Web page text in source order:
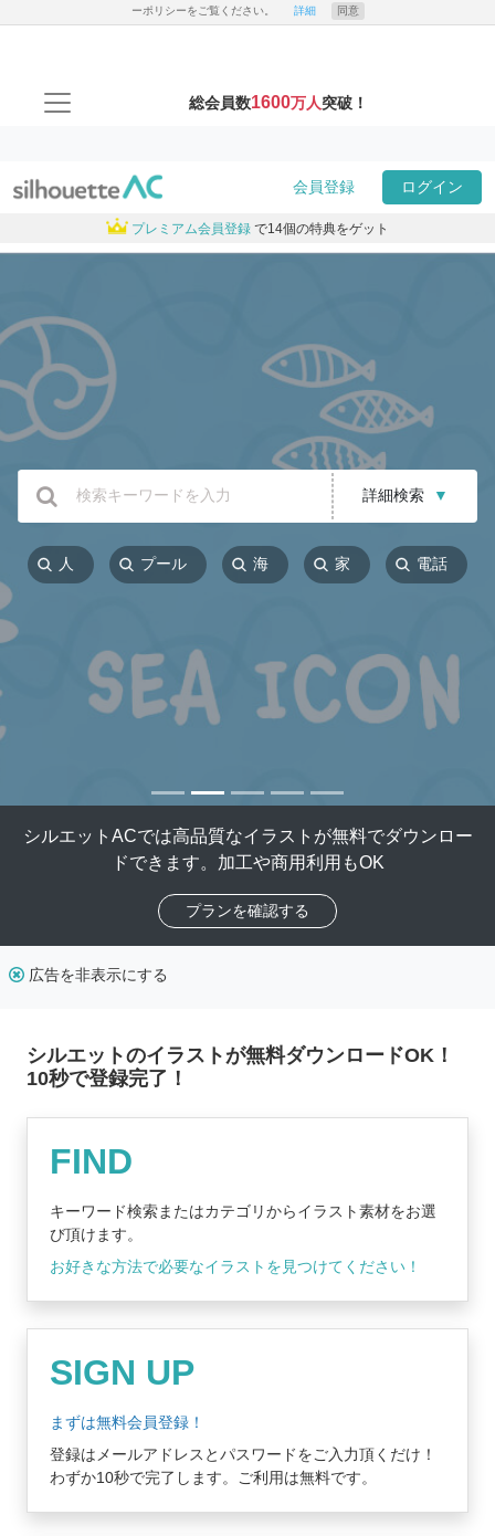
ーポリシーをご覧ください。 詳細 同意
総会員数1600万人突破！
会員登録 ログイン
プレミアム会員登録 で14個の特典をゲット
詳細検索 ▼
人 プール 海 家 電話
シルエットACでは高品質なイラストが無料でダウンロー
ドできます。加工や商用利用もOK
プランを確認する
広告を非表示にする
シルエットのイラストが無料ダウンロードOK！
10秒で登録完了！
FIND
キーワード検索またはカテゴリからイラスト素材をお選
び頂けます。
お好きな方法で必要なイラストを見つけてください！
SIGN UP
まずは無料会員登録！
登録はメールアドレスとパスワードをご入力頂くだけ！
わずか10秒で完了します。ご利用は無料です。